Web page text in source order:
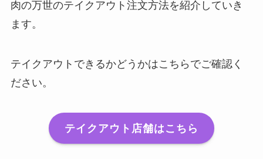
肉の万世のテイクアウト注文方法を紹介していき
ます。
テイクアウトできるかどうかはこちらでご確認く
ださい。
テイクアウト店舗はこちら